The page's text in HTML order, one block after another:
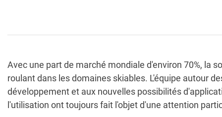
Avec une part de marché mondiale d'environ 70%, la
roulant dans les domaines skiables. L'équipe autour
développement et aux nouvelles possibilités
l'utilisation ont toujours fait l'objet d'une attention